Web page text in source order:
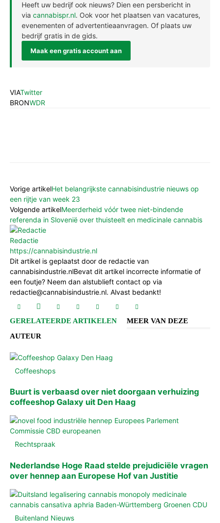
Heeft uw bedrijf ook nieuws? Dien een persbericht in
via cannabispr.nl. Ook voor het plaatsen van vacatures,
evenementen of advertentieaanvragen. Of plaats uw
bedrijf gratis in de gids.
Maak een gratis account aan
VIATwitter
BRONWDR
Vorige artikelHet belangrijkste cannabisindustrie nieuws op
een rijtje van week 23
Volgende artikelMeerderheid vóór twee niet-bindende
referenda in Slovenië over thuisteelt en medicinale cannabis
Redactie
https://cannabisindustrie.nl
Dit artikel is geplaatst door de redactie van
cannabisindustrie.nlBevat dit artikel incorrecte informatie of
een foutje? Neem dan alstublieft contact op via
redactie@cannabisindustrie.nl. Alvast bedankt!
GERELATEERDE ARTIKELEN
MEER VAN DEZE
AUTEUR
Coffeeshops
Buurt is verbaasd over niet doorgaan verhuizing
coffeeshop Galaxy uit Den Haag
Rechtspraak
Nederlandse Hoge Raad stelde prejudiciële vragen
over hennep aan Europese Hof van Justitie
Buitenland Nieuws